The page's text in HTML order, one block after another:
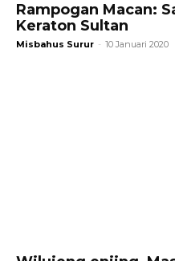
Rampogan Macan:
Keraton Sultan
Misbahus Surur - 10 Januari 2020